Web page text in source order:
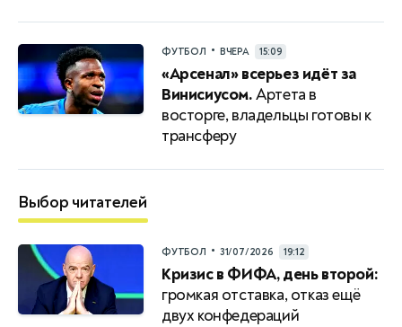
ФУТБОЛ • ВЧЕРА 15:09
«Арсенал» всерьез идёт за
Винисиусом.Артета в
восторге, владельцы готовы к
трансферу
Выбор читателей
ФУТБОЛ • 31/07/2026 19:12
Кризис в ФИФА, день второй:
громкая отставка, отказ ещё
двух конфедераций